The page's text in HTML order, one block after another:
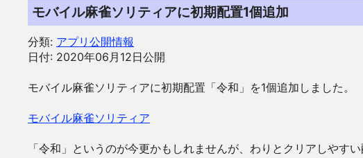
モバイル麻雀ソリティアに初期配置1個追加
分類: アプリ公開情報
日付: 2020年06月12日公開
モバイル麻雀ソリティアに初期配置「令和」を1個追加しました。
モバイル麻雀ソリティア
「令和」というのが今更かもしれませんが、わりとクリアしやすい